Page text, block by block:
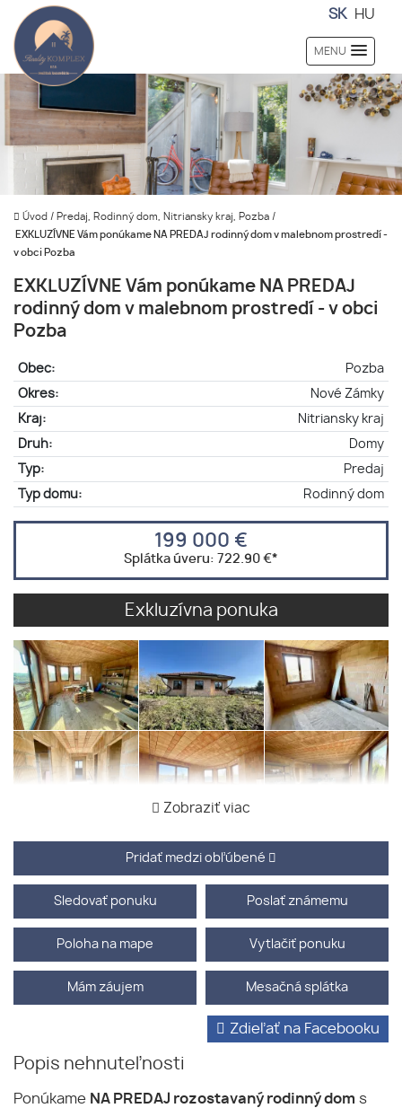
SK HU
MENU
Úvod / Predaj, Rodinný dom, Nitriansky kraj, Pozba /
EXKLUZÍVNE Vám ponúkame NA PREDAJ rodinný dom v malebnom prostredí -
v obci Pozba
EXKLUZÍVNE Vám ponúkame NA PREDAJ
rodinný dom v malebnom prostredí - v obci
Pozba
Obec:
Pozba
Okres:
Nové Zámky
Kraj:
Nitriansky kraj
Druh:
Domy
Typ:
Predaj
Typ domu:
Rodinný dom
199 000 €
Splátka úveru: 722.90 €*
Exkluzívna ponuka
Zobraziť viac
Pridať medzi obľúbené
Sledovať ponuku Poslať známemu
Poloha na mape Vytlačiť ponuku
Mám záujem Mesačná splátka
Popis nehnuteľnosti
Zdieľať na Facebooku
Ponúkame NA PREDAJ rozostavaný rodinný dom s